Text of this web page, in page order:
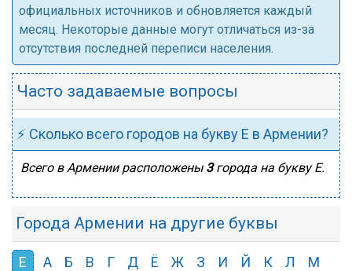
официальных источников и обновляется каждый
месяц. Некоторые данные могут отличаться из-за
отсутствия последней переписи населения.
Часто задаваемые вопросы
⚡ Сколько всего городов на букву Е в Армении?
Всего в Армении расположены 3города на букву Е.
Города Армении на другие буквы
Е А Б В Г Д Ё Ж З И Й К Л
М